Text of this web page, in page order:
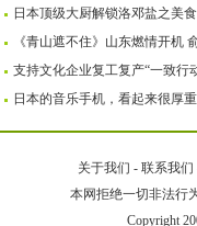
日本顶级大厨解锁洛邓盐之美
《青山遮不住》山东燃情开机
支持文化企业复工复产“一致行
日本的音乐手机，看起来很厚
关于我们 - 联系我们
本网拒绝一切非法行
Copyright